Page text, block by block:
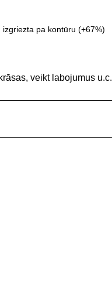
izgriezta pa kontūru (+67%)
veikt labojumus u.c.